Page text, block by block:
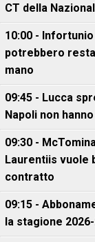
CT della
10:00 -
potrebbero
mano
09:45 - Lucca
Napoli non
09:30 -
Laurentiis vuole
contratto
09:15 -
la stagione